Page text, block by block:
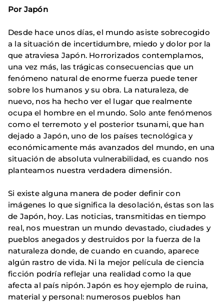
Por Japón
Desde hace unos días, el mundo asiste sobrecogido
a la situación de incertidumbre, miedo y dolor por la
que atraviesa Japón. Horrorizados contemplamos,
una vez más, las trágicas consecuencias que un
fenómeno natural de enorme fuerza puede tener
sobre los humanos y su obra. La naturaleza, de
nuevo, nos ha hecho ver el lugar que realmente
ocupa el hombre en el mundo. Solo ante fenómenos
como el terremoto y el posterior tsunami, que han
dejado a Japón, uno de los países tecnológica y
económicamente más avanzados del mundo, en una
situación de absoluta vulnerabilidad, es cuando nos
planteamos nuestra verdadera dimensión.
Si existe alguna manera de poder definir con
imágenes lo que significa la desolación, éstas son las
de Japón, hoy. Las noticias, transmitidas en tiempo
real, nos muestran un mundo devastado, ciudades y
pueblos anegados y destruidos por la fuerza de la
naturaleza donde, de cuando en cuando, aparece
algún rastro de vida. Ni la mejor película de ciencia
ficción podría reflejar una realidad como la que
afecta al país nipón. Japón es hoy ejemplo de ruina,
material y personal: numerosos pueblos han